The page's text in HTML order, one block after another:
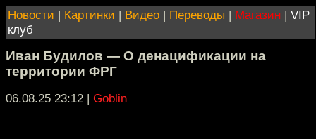
Новости | Картинки | Видео | Переводы | Магазин | VIP
клуб
Иван Будилов — О денацификации на
территории ФРГ
06.08.25 23:12 | Goblin